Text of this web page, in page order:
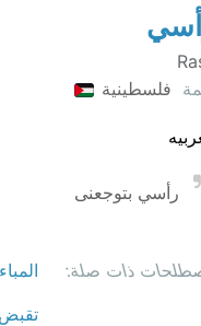
فلسطينية
رأسي بتوجعنى
ذات صلة:
تقبض